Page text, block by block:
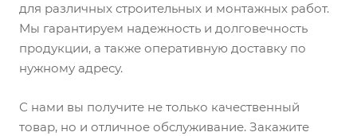
для различных строительных и монтажных работ.
Мы гарантируем надежность и долговечность
продукции, а также оперативную доставку по
нужному адресу.
С нами вы получите не только качественный
товар, но и отличное обслуживание. Закажите